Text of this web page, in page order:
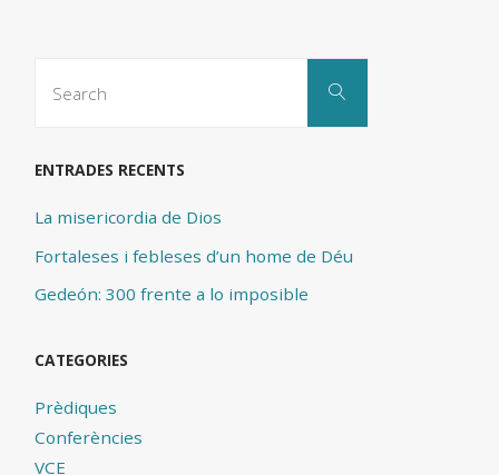
Search
ENTRADES RECENTS
La misericordia de Dios
Fortaleses i febleses d’un home de Déu
Gedeón: 300 frente a lo imposible
CATEGORIES
Prèdiques
Conferències
VCE